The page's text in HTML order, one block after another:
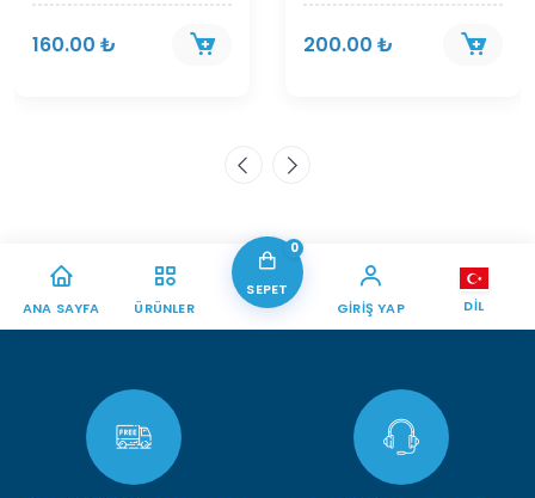
160.00 ₺ 200.00 ₺
ANA SAYFA ÜRÜNLER
0
SEPET
GIRIŞ YAP
DIL